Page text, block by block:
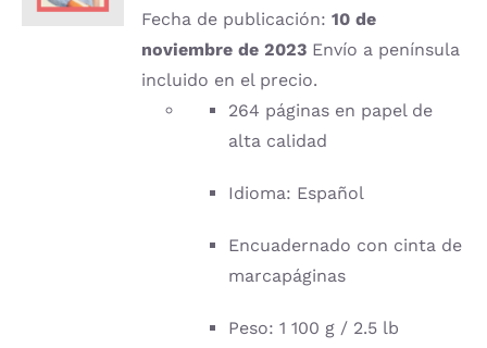
DETALLES
Fecha de publicación:10 de
noviembre de 2023 Envío a península
incluido en el precio.
264 páginas en papel de
alta calidad
Idioma: Español
Encuadernado con cinta de
marcapáginas
Peso: 1 100 g / 2.5 lb